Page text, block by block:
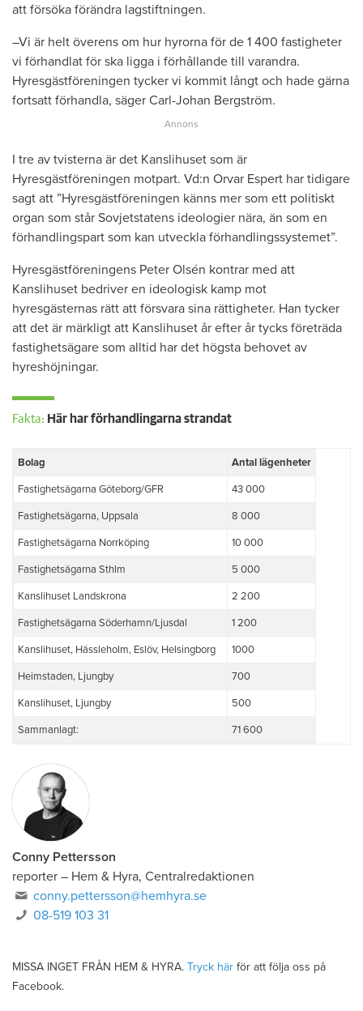
att försöka förändra lagstiftningen.
–Vi är helt överens om hur hyrorna för de 1 400 fastigheter
vi förhandlat för ska ligga i förhållande till varandra.
Hyresgästföreningen tycker vi kommit långt och hade gärna
fortsatt förhandla, säger Carl-Johan Bergström.
I tre av tvisterna är det Kanslihuset som är
Hyresgästföreningen motpart. Vd:n Orvar Espert har tidigare
sagt att ”Hyresgästföreningen känns mer som ett politiskt
organ som står Sovjetstatens ideologier nära, än som en
förhandlingspart som kan utveckla förhandlingssystemet”.
Hyresgästföreningens Peter Olsén kontrar med att
Kanslihuset bedriver en ideologisk kamp mot
hyresgästernas rätt att försvara sina rättigheter. Han tycker
att det är märkligt att Kanslihuset år efter år tycks företräda
fastighetsägare som alltid har det högsta behovet av
hyreshöjningar.
Fakta: Här har förhandlingarna strandat
Bolag Antal lägenheter
Fastighetsägarna Göteborg/GFR 43 000
Fastighetsägarna, Uppsala 8 000
Fastighetsägarna Norrköping 10 000
Fastighetsägarna Sthlm 5 000
Kanslihuset Landskrona 2 200
Fastighetsägarna Söderhamn/Ljusdal 1 200
Kanslihuset, Hässleholm, Eslöv, Helsingborg 1000
Heimstaden, Ljungby 700
Kanslihuset, Ljungby 500
Sammanlagt: 71 600
Conny Pettersson
reporter – Hem & Hyra, Centralredaktionen
conny.pettersson@hemhyra.se
08-519 103 31
MISSA INGET FRÅN HEM & HYRA. Tryck här för att följa oss på
Facebook.